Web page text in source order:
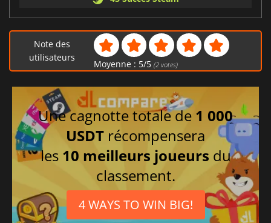
Note des
utilisateurs
Moyenne : 5/5 (2votes)
Une cagnotte totale de 1 000
USDT récompensera
les 10 meilleurs joueurs du
classement.
4 WAYS TO WIN BIG!